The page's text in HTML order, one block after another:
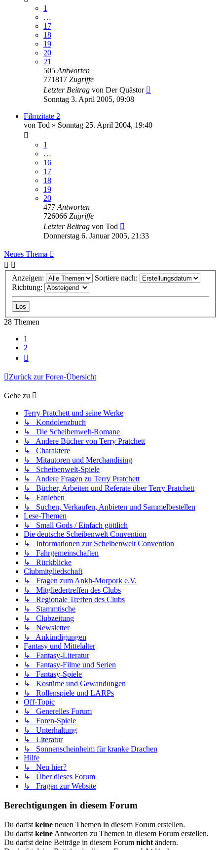
1
…
17
18
19
20
21
505 Antworten
771817 Zugriffe
Letzter Beitrag von Der Quästor
Sonntag 3. April 2005, 09:08
Filmzitate 2
von Tod » Sonntag 25. April 2004, 19:40
1
…
16
17
18
19
20
477 Antworten
726066 Zugriffe
Letzter Beitrag von Tod
Donnerstag 6. Januar 2005, 21:33
Neues Thema
Anzeigen:
Sortiere nach:
Richtung:
28 Themen
1
2
Zurück zur Foren-Übersicht
Gehe zu
Terry Pratchett und seine Werke
↳ Kondolenzbuch
↳ Die Scheibenwelt-Romane
↳ Andere Bücher von Terry Pratchett
↳ Charaktere
↳ Mitautoren und Merchandising
↳ Scheibenwelt-Spiele
↳ Andere Fragen zu Terry Pratchett
↳ Bücher, Arbeiten und Referate über Terry Pratchett
↳ Fanleben
↳ Suchen, Verkaufen, Anbieten und Sammelbestellen
Lese-Themen
↳ Small Gods / Einfach göttlich
Die deutsche Scheibenwelt Convention
↳ Informationen zur Scheibenwelt Convention
↳ Fahrgemeinschaften
↳ Rückblicke
Clubmitgliedschaft
↳ Fragen zum Ankh-Morpork e.V.
↳ Mitgliedertreffen des Clubs
↳ Regionale Treffen des Clubs
↳ Stammtische
↳ Clubzeitung
↳ Newsletter
↳ Ankündigungen
Fantasy und Mittelalter
↳ Fantasy-Literatur
↳ Fantasy-Filme und Serien
↳ Fantasy-Spiele
↳ Kostüme und Gewandungen
↳ Rollenspiele und LARPs
Off-Topic
↳ Generelles Forum
↳ Foren-Spiele
↳ Unterhaltung
↳ Literatur
↳ Sonnenscheinheim für kranke Drachen
Hilfe
↳ Neu hier?
↳ Über dieses Forum
↳ Fragen zur Website
Berechtigungen in diesem Forum
Du darfst keine neuen Themen in diesem Forum erstellen.
Du darfst keine Antworten zu Themen in diesem Forum erstellen.
Du darfst deine Beiträge in diesem Forum nicht ändern.